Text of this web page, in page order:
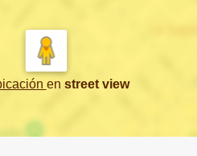
en street view